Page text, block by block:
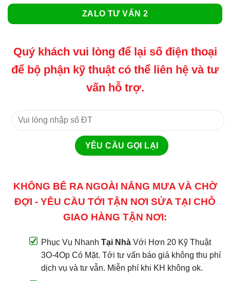
ZALO TƯ VẤN 2
Quý khách vui lòng để lại số điện thoại
để bộ phận kỹ thuật có thể liên hệ và tư
vấn hỗ trợ.
KHÔNG BÊ RA NGOÀI NẮNG MƯA VÀ CHỜ
ĐỢI - YÊU CẦU TỚI TẬN NƠI SỬA TẠI CHỖ
GIAO HÀNG TẬN NƠI:
Phục Vụ Nhanh Tại Nhà Với Hơn 20 Kỹ Thuật
3O-4Op Có Mặt. Tới tư vấn báo giá không thu phí
dịch vụ và tư vẫn. Miễn phí khi KH không ok.